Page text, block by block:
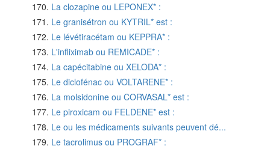
La clozapine ou LEPONEX* :
Le granisétron ou KYTRIL* est :
Le lévétiracétam ou KEPPRA* :
L'infliximab ou REMICADE* :
La capécitabine ou XELODA* :
Le diclofénac ou VOLTARENE* :
La molsidonine ou CORVASAL* est :
Le piroxicam ou FELDENE* est :
Le ou les médicaments suivants peuvent dé...
Le tacrolimus ou PROGRAF* :